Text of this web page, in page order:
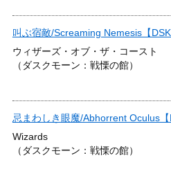
叫ぶ宿敵/Screaming Nemesis【DSK
ウィザーズ・オブ・ザ・コースト
（ダスクモーン：戦慄の館）
忌まわしき眼魔/Abhorrent Oculus【
Wizards
（ダスクモーン：戦慄の館）